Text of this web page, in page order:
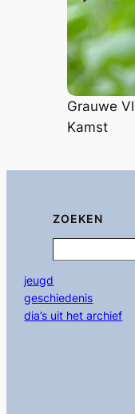
Grauwe
Kamst
ZOEKEN
jeugd
geschiedenis
dia’s uit het archief